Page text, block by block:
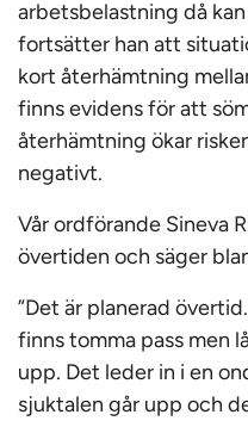
arbetsbelastning då
fortsätter han att
kort återhämtning
finns evidens för att
återhämtning ökar
negativt.
Vår ordförande Sineva
övertiden och säger
”Det är planerad
finns tomma pass men
upp. Det leder in i en
sjuktalen går upp och